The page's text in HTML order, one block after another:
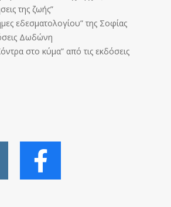
της ζωής”
εδεσματολογίου” της Σοφίας
Δωδώνη
στο κύμα” από τις εκδόσεις